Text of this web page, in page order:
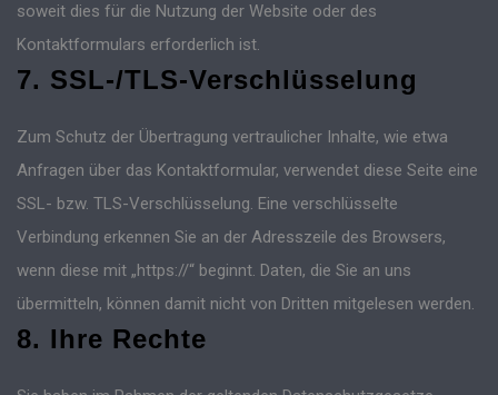
soweit dies für die Nutzung der Website oder des
Kontaktformulars erforderlich ist.
7. SSL-/TLS-Verschlüsselung
Zum Schutz der Übertragung vertraulicher Inhalte, wie etwa
Anfragen über das Kontaktformular, verwendet diese Seite eine
SSL- bzw. TLS-Verschlüsselung. Eine verschlüsselte
Verbindung erkennen Sie an der Adresszeile des Browsers,
wenn diese mit „https://“ beginnt. Daten, die Sie an uns
übermitteln, können damit nicht von Dritten mitgelesen werden.
8. Ihre Rechte